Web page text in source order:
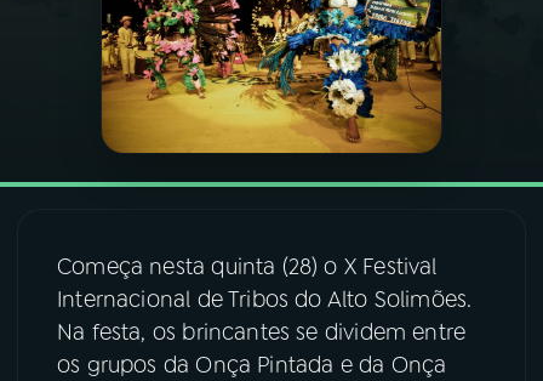
PROGRAMAS
PODCASTS
06VIDEOCASTS
07 ÚLTIMAS
FESTIVAL DE MÚSICA
Começa nesta quinta (28) o X Festival
Internacional de Tribos do Alto Solimões.
Na festa, os brincantes se dividem entre
os grupos da Onça Pintada e da Onça